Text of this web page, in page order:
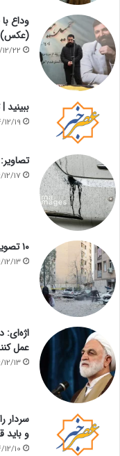
وداع
(عکس)
22
12/19
12/17
۱۰ تصویر از خسارت حمله هوایی به خیابان‌های تهران
12/13
اژه‌ای:
عمل
12/13
سردار
و باید
12/10